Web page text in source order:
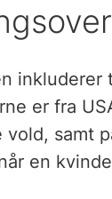
inkluderer
er fra
samt
en